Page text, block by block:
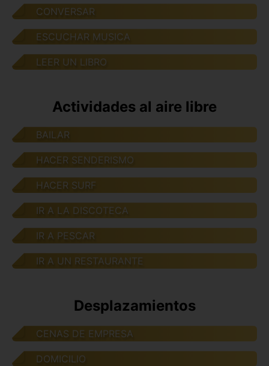
CONVERSAR
ESCUCHAR MUSICA
LEER UN LIBRO
Actividades al aire libre
BAILAR
HACER SENDERISMO
HACER SURF
IR A LA DISCOTECA
IR A PESCAR
IR A UN RESTAURANTE
Desplazamientos
CENAS DE EMPRESA
DOMICILIO